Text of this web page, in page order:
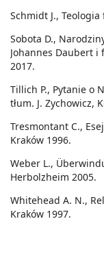
Schmidt J., Teologia
Sobota D.,
Johannes Daubert i
2017.
Tillich P., Pytanie o
tłum. J. Zychowicz,
Tresmontant C.,
Kraków 1996.
Weber L.,
Herbolzheim 2005.
Whitehead A. N.,
Kraków 1997.